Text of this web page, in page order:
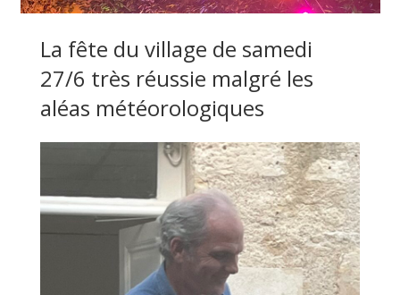
La fête du village de samedi
27/6 très réussie malgré les
aléas météorologiques